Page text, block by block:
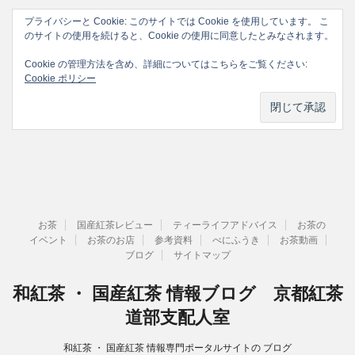
プライバシーと Cookie: このサイトでは Cookie を使用しています。 こ
のサイトの使用を続けると、Cookie の使用に同意したとみなされます。
Cookie の管理方法を含め、詳細についてはこちらをご覧ください:
Cookie ポリシー
お茶 国産紅茶レビュー ティーライフアドバイス
お茶の
イベント
お茶のお店 参考資料 べにふうき
お茶動画
ブログ
サイトマップ
和紅茶 ・ 国産紅茶 情報ブログ 京都紅茶
道部支配人室
和紅茶 ・ 国産紅茶 情報専門ポータルサイトの ブログ